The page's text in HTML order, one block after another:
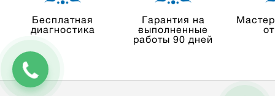
Бесплатная
диагностика
Гарантия на
выполненные
работы 90 дней